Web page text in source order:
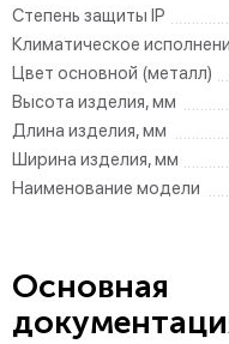
Степень защиты IP
Климатическое
Цвет основной (металл)
Высота изделия, мм
Длина изделия, мм
Ширина изделия, мм
Наименование модели
Основная